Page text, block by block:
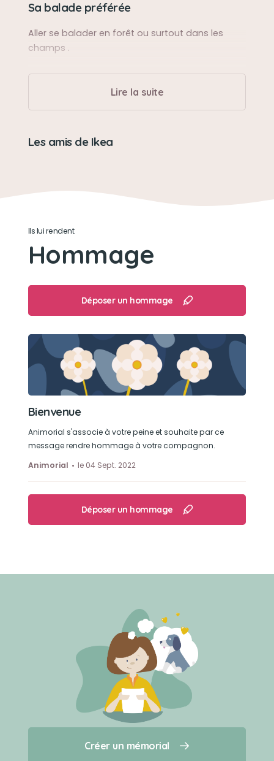
Créer un mémorial
Qui sommes-nous ?
Sa balade préférée
Aller se balader en forêt ou surtout dans les
champs .
Fort caractère, c'est elle qui décider...
Son jouet préféré
Son loisir préféré
regarder les gens passer .
Lire la suite
Les amis de Ikea
Ils lui rendent
Hommage
Déposer un hommage
Bienvenue
Animorial s'associe à votre peine et souhaite par ce
message rendre hommage à votre compagnon.
Animorial
le 04 Sept. 2022
Déposer un hommage
Créer un mémorial